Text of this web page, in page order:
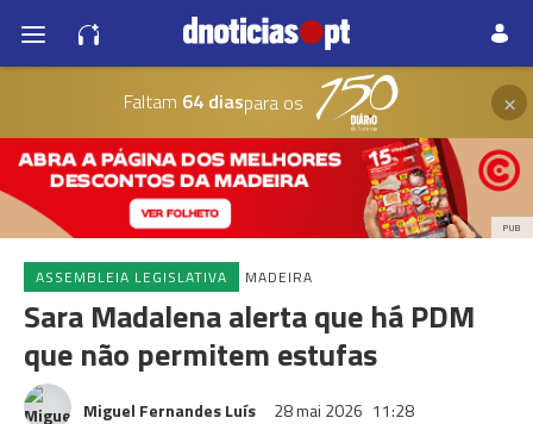
Faltam 64 diaspara os ×
PUB
ASSEMBLEIA LEGISLATIVA MADEIRA
Sara Madalena alerta que há PDM
que não permitem estufas
Miguel Fernandes Luís 28 mai 2026 11:28